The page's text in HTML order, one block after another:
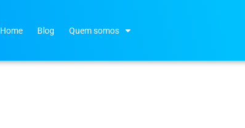
Home Blog Quem somos